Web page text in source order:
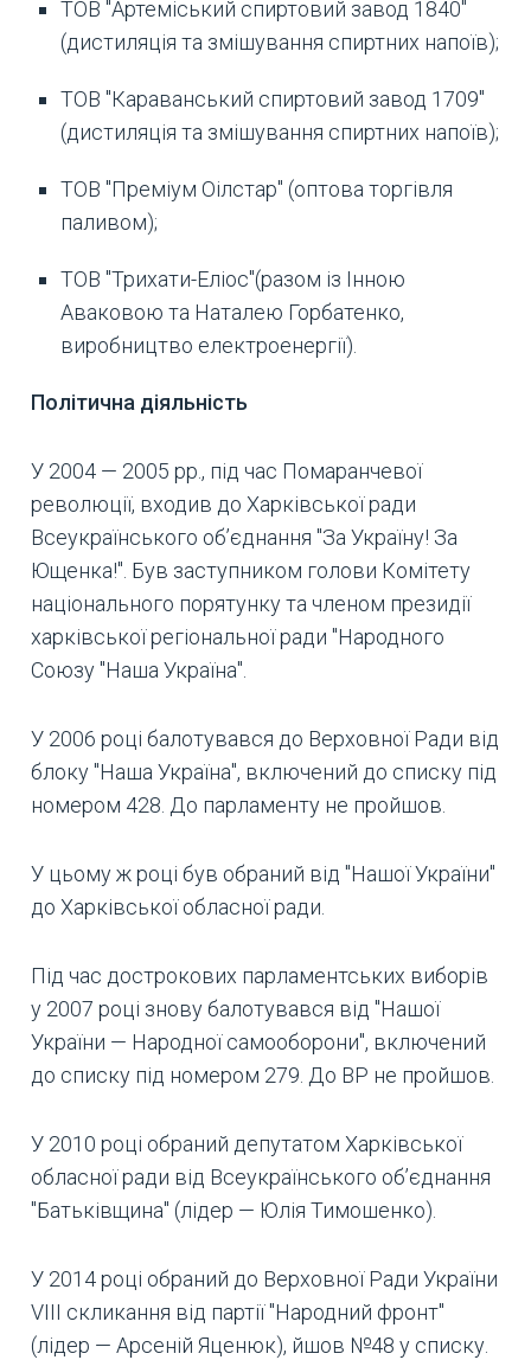
ТОВ "Артеміський спиртовий завод 1840"
(дистиляція та змішування спиртних напоїв);
ТОВ "Караванський спиртовий завод 1709"
(дистиляція та змішування спиртних напоїв);
ТОВ "Преміум Оілстар" (оптова торгівля
паливом);
ТОВ "Трихати-Еліос"(разом із Інною
Аваковою та Наталею Горбатенко,
виробництво електроенергії).
Політична діяльність
У 2004 — 2005 рр., під час Помаранчевої
революції, входив до Харківської ради
Всеукраїнського об’єднання "За Україну! За
Ющенка!". Був заступником голови Комітету
національного порятунку та членом президії
харківської регіональної ради "Народного
Союзу "Наша Україна".
У 2006 році балотувався до Верховної Ради від
блоку "Наша Україна", включений до списку під
номером 428. До парламенту не пройшов.
У цьому ж році був обраний від "Нашої України"
до Харківської обласної ради.
Під час дострокових парламентських виборів
у 2007 році знову балотувався від "Нашої
України — Народної самооборони", включений
до списку під номером 279. До ВР не пройшов.
У 2010 році обраний депутатом Харківської
обласної ради від Всеукраїнського об’єднання
"Батьківщина" (лідер — Юлія Тимошенко).
У 2014 році обраний до Верховної Ради України
VIII скликання від партії "Народний фронт"
(лідер — Арсеній Яценюк), йшов №48 у списку.